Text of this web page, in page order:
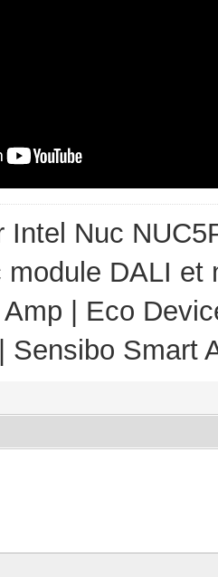
Intel Nuc
module DALI
| Eco
Sensibo Smart